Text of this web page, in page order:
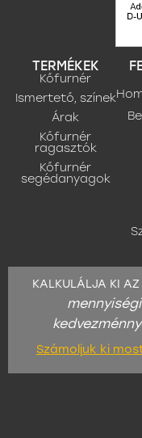
TERMÉKEK
Kőfurnér
Ismertető, színek
Árak
Kőfurnér
ragasztók
Kőfurnér
segédanyagok
KALKULÁLJA KI
mennyiségi
Számoljuk ki